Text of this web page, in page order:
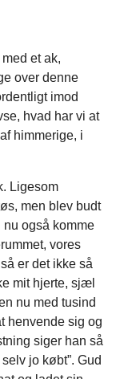
et ak,
over denne
imod
hvad har vi at
himmerige, i
Ligesom
men blev budt
også komme
vores
er det ikke så
mit hjerte, sjæl
nu med tusind
henvende sig og
siger han så
jo købt”. Gud